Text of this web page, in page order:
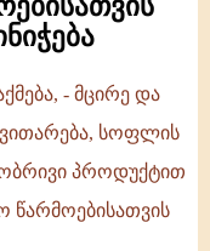
- მცირე და
სოფლის
პროდუქტით
წარმოებისათვის